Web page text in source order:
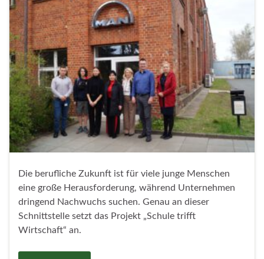
Die berufliche Zukunft ist für viele junge Menschen
eine große Herausforderung, während Unternehmen
dringend Nachwuchs suchen. Genau an dieser
Schnittstelle setzt das Projekt „Schule trifft
Wirtschaft“ an.